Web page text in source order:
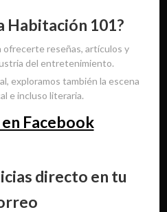
Habitación 101?
ofrecerte reseñas, artículos y
del entretenimiento.
exploramos también la escena
e incluso literaria.
Facebook
directo en tu